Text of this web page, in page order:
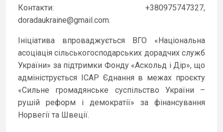
Контакти: +380975747327,
doradaukraine@gmail.com.
Ініціатива впроваджується ВГО «Національна
асоціація сільськогосподарських дорадчих служб
України» за підтримки Фонду «Аскольд і Дір», що
адмініструється ІСАР Єднання в межах проєкту
«Сильне громадянське суспільство України –
рушій реформ і демократії» за фінансування
Норвегії та Швеції.